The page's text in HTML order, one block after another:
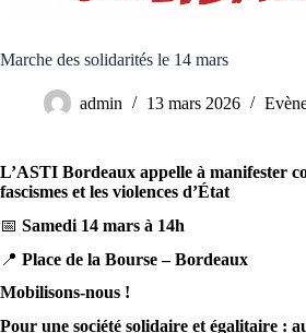
Marche des solidarités le 14 mars
admin 13 mars 2026
L’ASTI Bordeaux appelle à manifester
fascismes et les violences d’État
📅 Samedi 14 mars à 14h
📍 Place de la Bourse – Bordeaux
Mobilisons-nous !
Pour une société solidaire et égalitaire :